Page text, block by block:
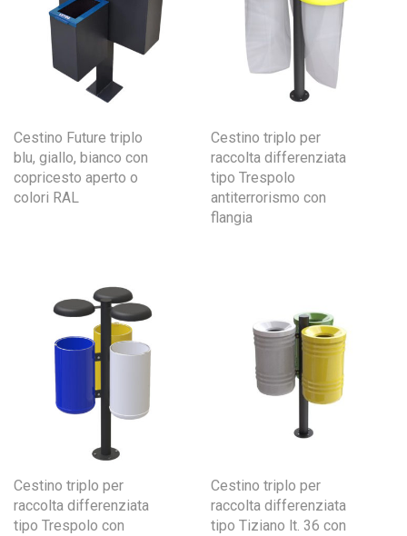
Cestino Future triplo
blu, giallo, bianco con
copricesto aperto o
colori RAL
Cestino triplo per
raccolta differenziata
tipo Trespolo
antiterrorismo con
flangia
Cestino triplo per
raccolta differenziata
tipo Trespolo con
Cestino triplo per
raccolta differenziata
tipo Tiziano lt. 36 con